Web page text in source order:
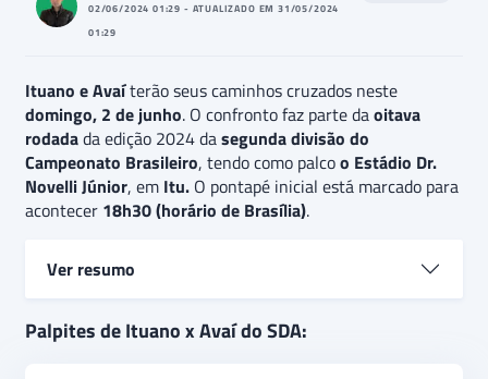
02/06/2024 01:29 - ATUALIZADO EM 31/05/2024
01:29
Ituano e Avaíterão seus caminhos cruzados neste
domingo, 2 de junho. O confronto faz parte daoitava
rodadada edição 2024 dasegunda divisão do
Campeonato Brasileiro, tendo como palcoo Estádio Dr.
Novelli Júnior, em Itu. O pontapé inicial está marcado para
acontecer 18h30 (horário de Brasília).
Ver resumo
Ituano e Avaíse enfrentam em jogo válido pela
Palpites de Ituano x Avaí do SDA: